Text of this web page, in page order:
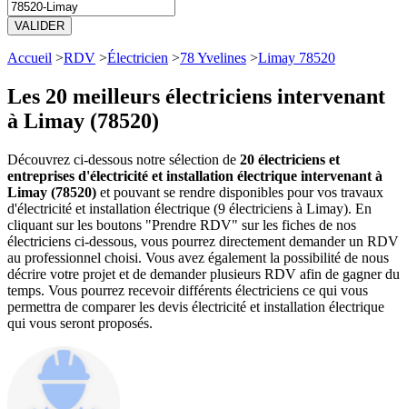
VALIDER
Accueil >RDV >Électricien >78 Yvelines >Limay 78520
Les 20 meilleurs électriciens intervenant
à Limay (78520)
Découvrez ci-dessous notre sélection de 20 électriciens et
entreprises d'électricité et installation électrique intervenant à
Limay (78520) et pouvant se rendre disponibles pour vos travaux
d'électricité et installation électrique (9 électriciens à Limay). En
cliquant sur les boutons "Prendre RDV" sur les fiches de nos
électriciens ci-dessous, vous pourrez directement demander un RDV
au professionnel choisi. Vous avez également la possibilité de nous
décrire votre projet et de demander plusieurs RDV afin de gagner du
temps. Vous pourrez recevoir différents électriciens ce qui vous
permettra de comparer les devis électricité et installation électrique
qui vous seront proposés.